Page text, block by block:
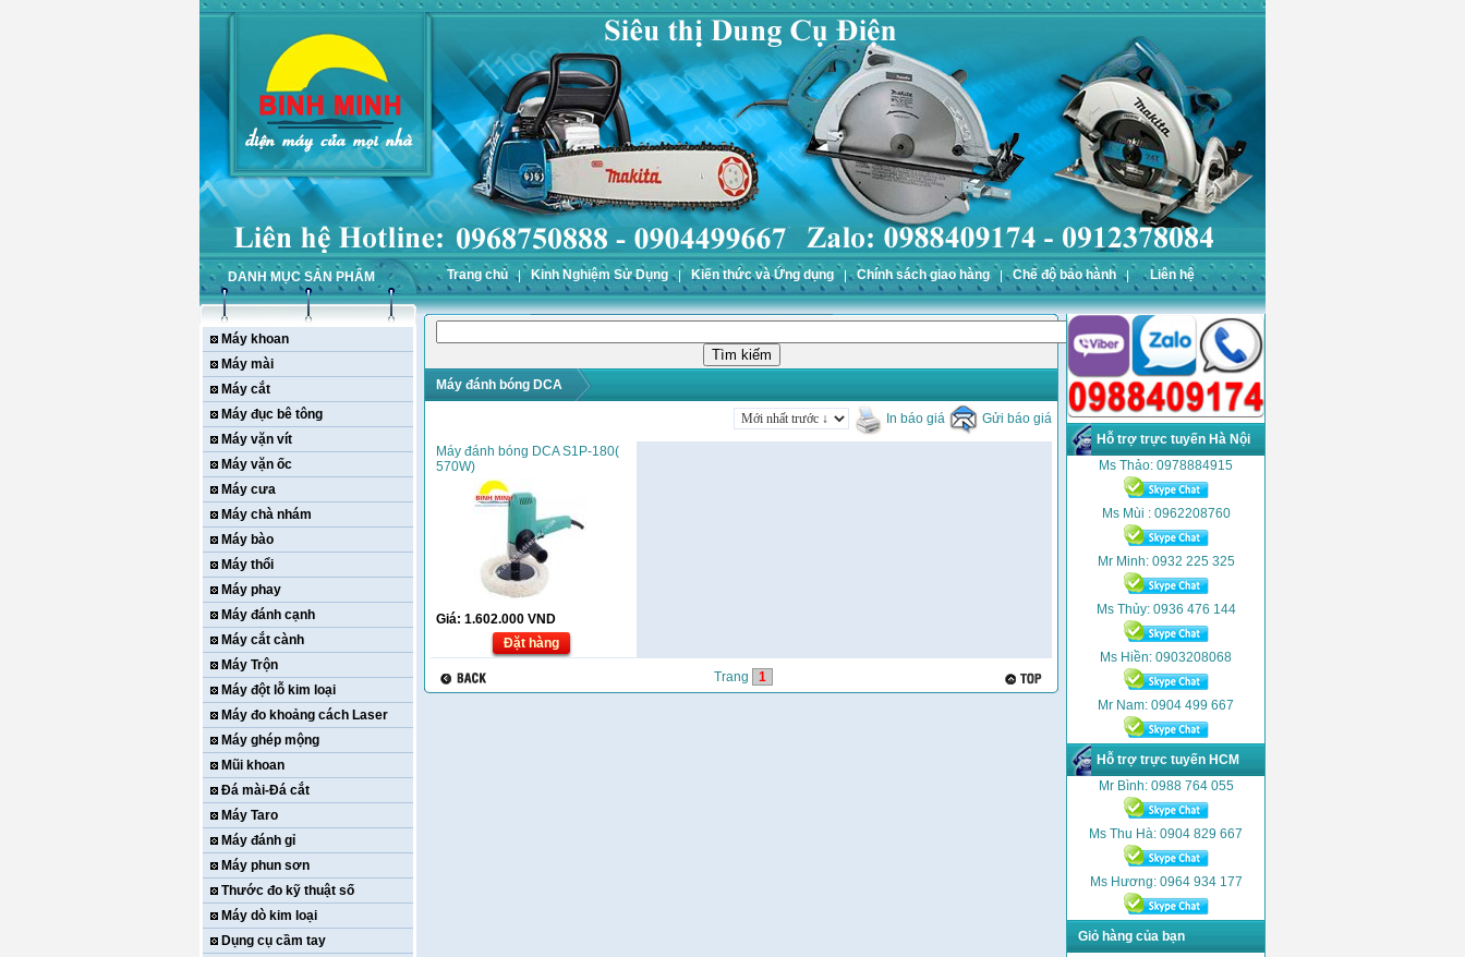
DANH MỤC SẢN PHẨM Trang chủ Kinh Nghiệm Sử Dụng Kiến thức và Ứng dụng Chính sách giao hàng Chế độ bảo hành Liên hệ
Máy khoan
Máy mài
Máy cắt
Máy đục bê tông
Máy vặn vít
Máy vặn ốc
Máy cưa
Máy chà nhám
Máy bào
Máy thổi
Máy phay
Máy đánh cạnh
Máy cắt cành
Máy Trộn
Máy đột lỗ kim loại
Máy đo khoảng cách Laser
Máy ghép mộng
Mũi khoan
Đá mài-Đá cắt
Máy Taro
Máy đánh gỉ
Máy phun sơn
Thước đo kỹ thuật số
Máy dò kim loại
Dụng cụ cầm tay
Máy đánh bóng DCA
In báo giá Gửi báo giá
Máy đánh bóng DCA S1P-180(
570W)
Giá: 1.602.000 VND
Đặt hàng
Trang 1
Hỗ trợ trực tuyến Hà Nội
Ms Thảo: 0978884915
Ms Mùi : 0962208760
Mr Minh: 0932 225 325
Ms Thủy: 0936 476 144
Ms Hiền: 0903208068
Mr Nam: 0904 499 667
Hỗ trợ trực tuyến HCM
Mr Bình: 0988 764 055
Ms Thu Hà: 0904 829 667
Ms Hương: 0964 934 177
Giỏ hàng của bạn